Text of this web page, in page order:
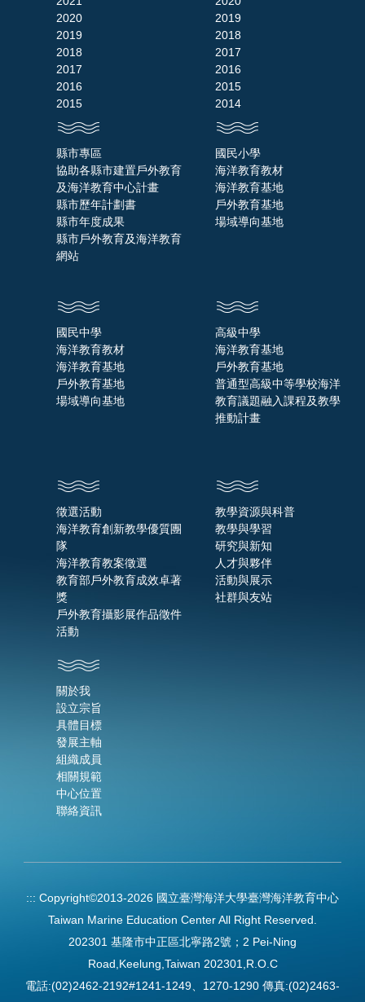
2020
2019
2018
2017
2016
2015
2019
2018
2017
2016
2015
2014
縣市專區
協助各縣市建置戶外教育
及海洋教育中心計畫
縣市歷年計劃書
縣市年度成果
縣市戶外教育及海洋教育
網站
國民小學
海洋教育教材
海洋教育基地
戶外教育基地
場域導向基地
國民中學
海洋教育教材
海洋教育基地
戶外教育基地
場域導向基地
高級中學
海洋教育基地
戶外教育基地
普通型高級中等學校海洋
教育議題融入課程及教學
推動計畫
徵選活動
海洋教育創新教學優質團
隊
海洋教育教案徵選
教育部戶外教育成效卓著
獎
戶外教育攝影展作品徵件
活動
教學資源與科普
教學與學習
研究與新知
人才與夥伴
活動與展示
社群與友站
關於我
設立宗旨
具體目標
發展主軸
組織成員
相關規範
中心位置
聯絡資訊
::: Copyright©2013-2026 國立臺灣海洋大學臺灣海洋教育中心
Taiwan Marine Education Center All Right Reserved.
202301 基隆市中正區北寧路2號；2 Pei-Ning
Road,Keelung,Taiwan 202301,R.O.C
電話:(02)2462-2192#1241-1249、1270-1290 傳真:(02)2463-